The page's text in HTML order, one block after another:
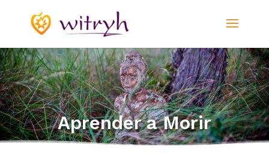
Aprender a Morir